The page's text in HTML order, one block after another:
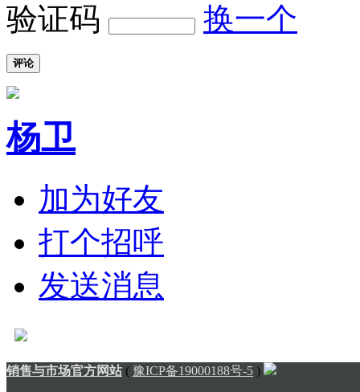
验证码
换一个
评论
杨卫
加为好友
打个招呼
发送消息
销售与市场官方网站( 豫ICP备19000188号-5 )